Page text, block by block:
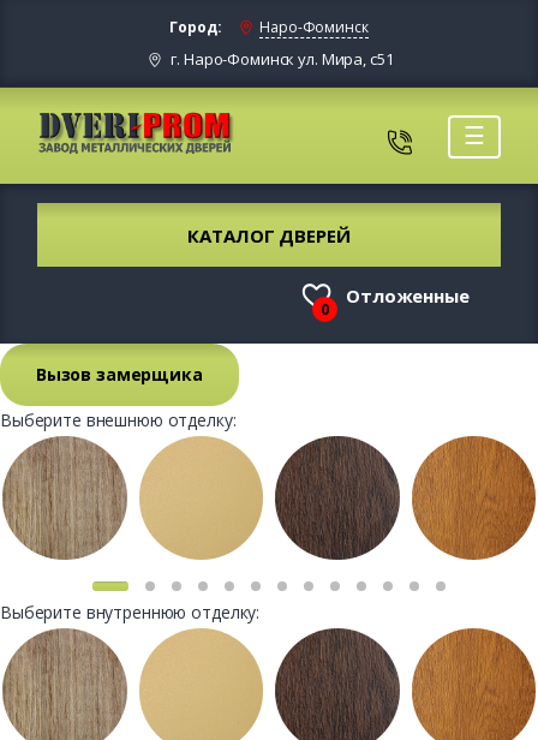
Город: Наро-Фоминск
г. Наро-Фоминск ул. Мира, с51
☰
КАТАЛОГ ДВЕРЕЙ
0
Отложенные
Вызов замерщика
Выберите внешнюю отделку:
Выберите внутреннюю отделку: